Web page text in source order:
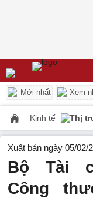
Mới nhất Xem
Kinh tế Thị
Xuất bản ngày 05/02/
Bộ Tài
Công